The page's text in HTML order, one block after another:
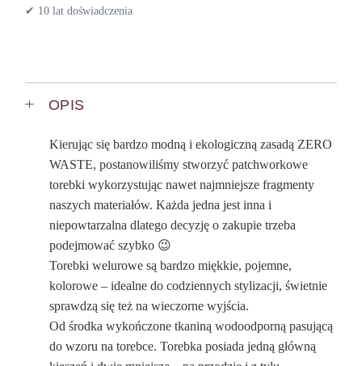
✔ 10 lat doświadczenia
OPIS
Kierując się bardzo modną i ekologiczną zasadą ZERO
WASTE, postanowiliśmy stworzyć patchworkowe
torebki wykorzystując nawet najmniejsze fragmenty
naszych materiałów. Każda jedna jest inna i
niepowtarzalna dlatego decyzję o zakupie trzeba
podejmować szybko 😉
Torebki welurowe są bardzo miękkie, pojemne,
kolorowe – idealne do codziennych stylizacji, świetnie
sprawdzą się też na wieczorne wyjścia.
Od środka wykończone tkaniną wodoodporną pasującą
do wzoru na torebce. Torebka posiada jedną główną